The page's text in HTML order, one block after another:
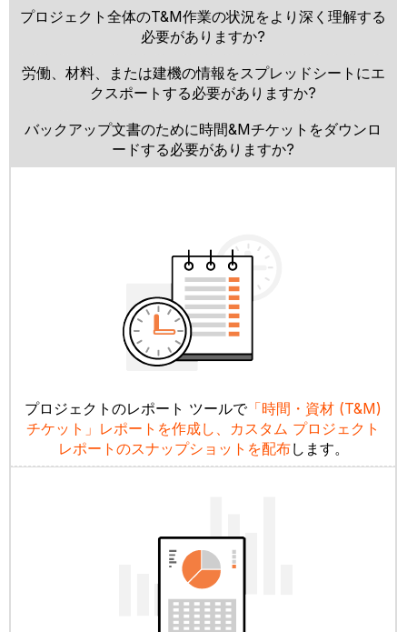
プロジェクト全体のT&M作業の状況をより深く理解する
必要がありますか?
労働、材料、または建機の情報をスプレッドシートにエ
クスポートする必要がありますか?
バックアップ文書のために時間&Mチケットをダウンロ
ードする必要がありますか?
プロジェクトのレポート ツールで「時間・資材 (T&M)
チケット」レポートを作成し
、カスタム プロジェクト
レポートのスナップショットを配布します。